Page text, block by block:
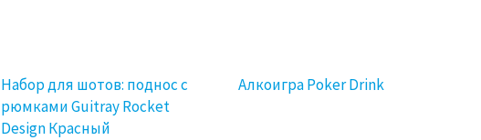
Набор для шотов: поднос с
рюмками Guitray Rocket
Design Красный
Алкоигра Poker Drink